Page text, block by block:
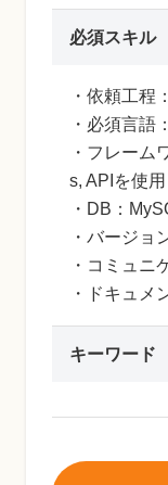
必須スキル
・依頼工程
・必須言語
・フレーム
s, APIを使
・DB：
・バージョ
・コミュニ
・ドキュメ
キーワード